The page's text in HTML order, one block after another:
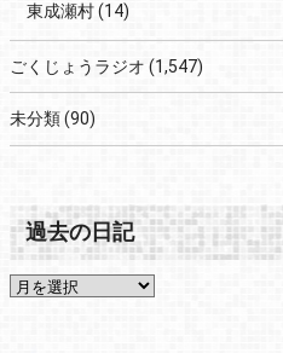
東成瀬村(14)
ごくじょうラジオ (1,547)
未分類(90)
過去の日記